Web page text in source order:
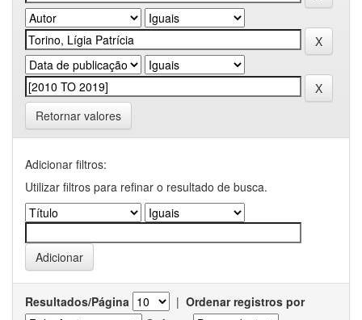
Retornar valores
Adicionar filtros:
Utilizar filtros para refinar o resultado de busca.
Resultados/Página | Ordenar registros por